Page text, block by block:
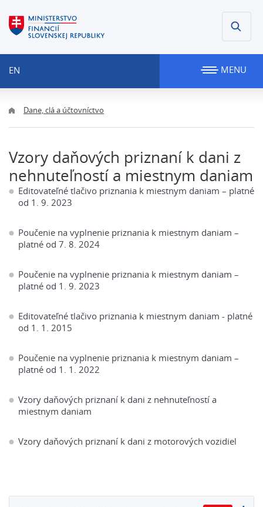
EN MENU
Dane, clá a účtovníctvo
Vzory daňových priznaní k dani z
nehnuteľností a miestnym daniam
Editovateľné tlačivo priznania k miestnym daniam – platné
od 1. 9. 2023
Poučenie na vyplnenie priznania k miestnym daniam –
platné od 7. 8. 2024
Poučenie na vyplnenie priznania k miestnym daniam –
platné od 1. 9. 2023
Editovateľné tlačivo priznania k miestnym daniam - platné
od 1. 1. 2015
Poučenie na vyplnenie priznania k miestnym daniam –
platné od 1. 1. 2022
Vzory daňových priznaní k dani z nehnuteľností a
miestnym daniam
Vzory daňových priznaní k dani z motorových vozidiel